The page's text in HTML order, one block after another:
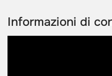
Informazioni di